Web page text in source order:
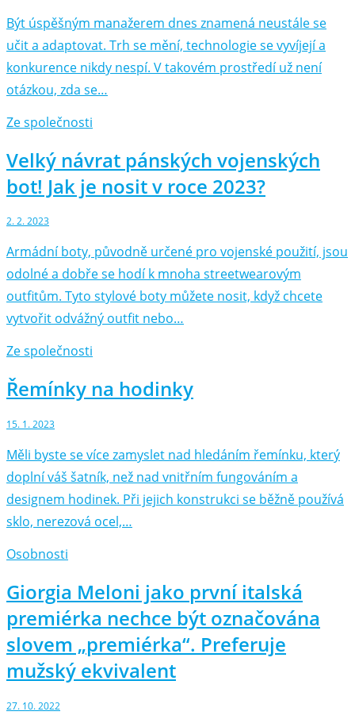
Být úspěšným manažerem dnes znamená neustále se
učit a adaptovat. Trh se mění, technologie se vyvíjejí a
konkurence nikdy nespí. V takovém prostředí už není
otázkou, zda se…
Ze společnosti
Velký návrat pánských vojenských
bot! Jak je nosit v roce 2023?
2. 2. 2023
Armádní boty, původně určené pro vojenské použití, jsou
odolné a dobře se hodí k mnoha streetwearovým
outfitům. Tyto stylové boty můžete nosit, když chcete
vytvořit odvážný outfit nebo…
Ze společnosti
Řemínky na hodinky
15. 1. 2023
Měli byste se více zamyslet nad hledáním řemínku, který
doplní váš šatník, než nad vnitřním fungováním a
designem hodinek. Při jejich konstrukci se běžně používá
sklo, nerezová ocel,…
Osobnosti
Giorgia Meloni jako první italská
premiérka nechce být označována
slovem „premiérka“. Preferuje
mužský ekvivalent
27. 10. 2022